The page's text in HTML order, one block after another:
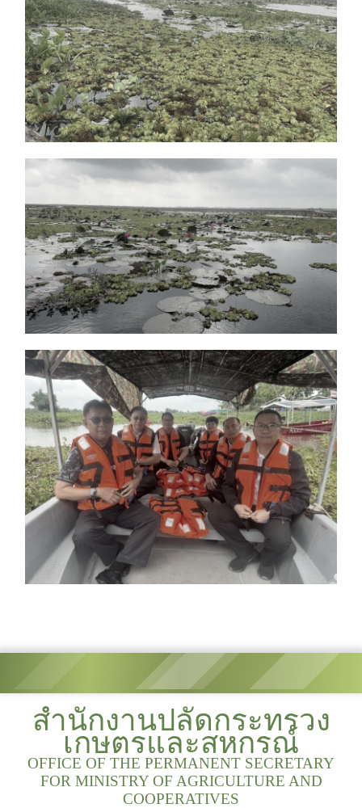
สำนักงานปลัดกระทรวง
เกษตรและสหกรณ์
OFFICE OF THE PERMANENT SECRETARY
FOR MINISTRY OF AGRICULTURE AND
COOPERATIVES